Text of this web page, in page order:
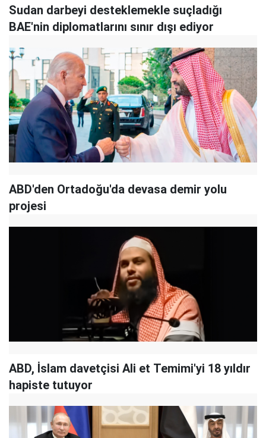
Sudan darbeyi desteklemekle suçladığı
BAE'nin diplomatlarını sınır dışı ediyor
ABD'den Ortadoğu'da devasa demir yolu
projesi
ABD, İslam davetçisi Ali et Temimi'yi 18 yıldır
hapiste tutuyor